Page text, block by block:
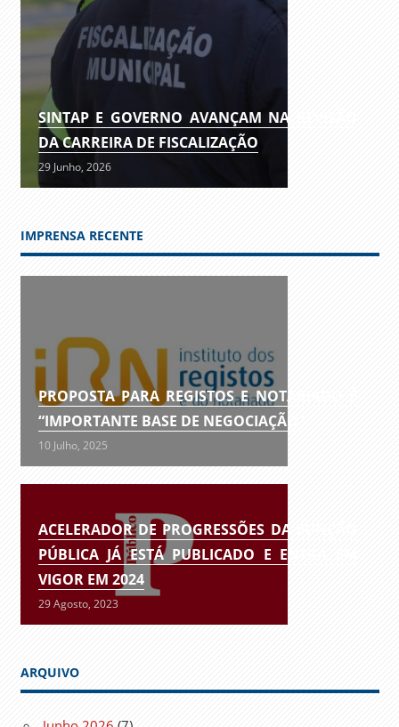
SINTAP E GOVERNO AVANÇAM NA REVISÃO
DA CARREIRA DE FISCALIZAÇÃO
29 Junho, 2026
IMPRENSA RECENTE
PROPOSTA PARA REGISTOS E NOTARIADO É
“IMPORTANTE BASE DE NEGOCIAÇÃO”
10 Julho, 2025
ACELERADOR DE PROGRESSÕES DA FUNÇÃO
PÚBLICA JÁ ESTÁ PUBLICADO E ENTRA EM
VIGOR EM 2024
29 Agosto, 2023
ARQUIVO